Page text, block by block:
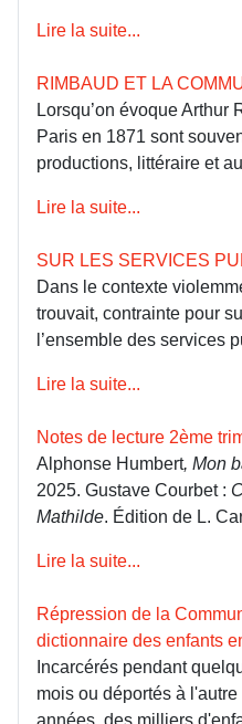
Lire la suite...
RIMBAUD ET LA
Lorsqu’on évoque Arthur
Paris en 1871 sont
productions, littéraire et
Lire la suite...
SUR LES SERVICES
Dans le contexte
trouvait, contrainte pour
l’ensemble des services
Lire la suite...
Notes de lecture 2ème
Alphonse Humbert, Mon
2025. Gustave Courbet :
Mathilde. Édition de L.
Lire la suite...
Répression de la
dictionnaire des enfants
Incarcérés pendant
mois ou déportés à
années, des milliers